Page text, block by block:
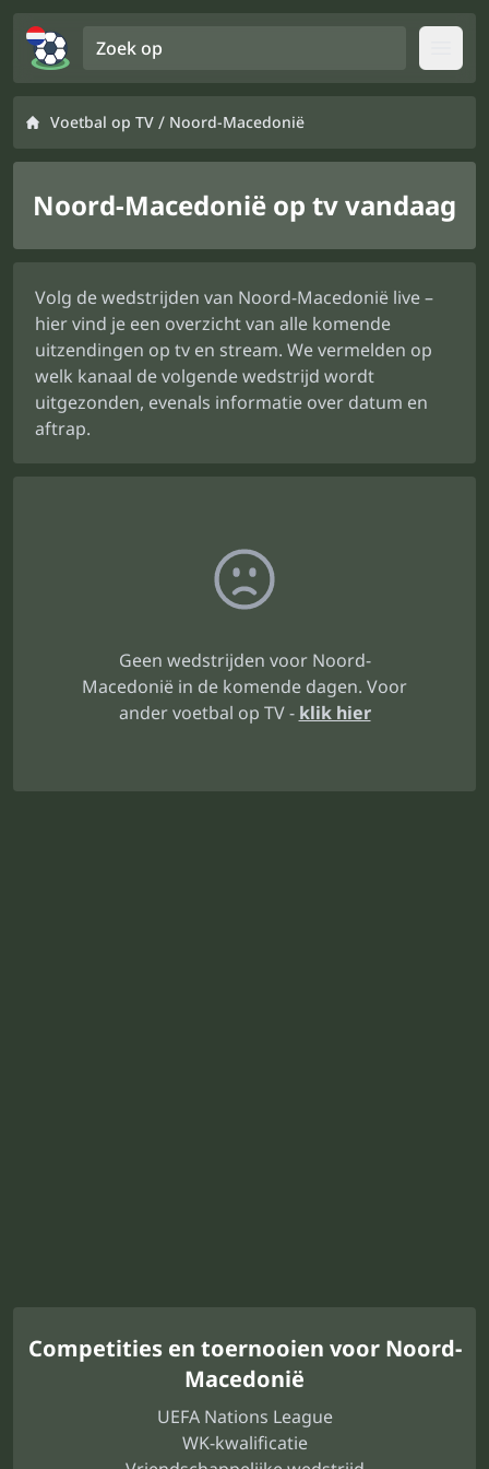
Voetbal op TV / Noord-Macedonië
Noord-Macedonië op tv vandaag
Volg de wedstrijden van Noord-Macedonië live –
hier vind je een overzicht van alle komende
uitzendingen op tv en stream. We vermelden op
welk kanaal de volgende wedstrijd wordt
uitgezonden, evenals informatie over datum en
aftrap.
Geen wedstrijden voor Noord-
Macedonië in de komende dagen. Voor
ander voetbal op TV - klik hier
Competities en toernooien voor Noord-
Macedonië
UEFA Nations League
WK-kwalificatie